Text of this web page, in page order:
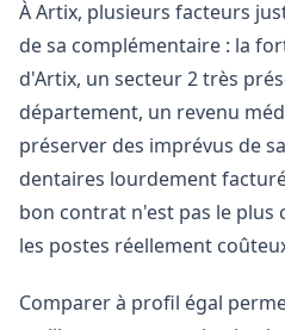
À Artix, plusieurs facteurs
de sa complémentaire : la
d'Artix, un secteur 2 très
département, un revenu
préserver des imprévus de
dentaires lourdement
bon contrat n'est pas le plus
les postes réellement
Comparer à profil égal